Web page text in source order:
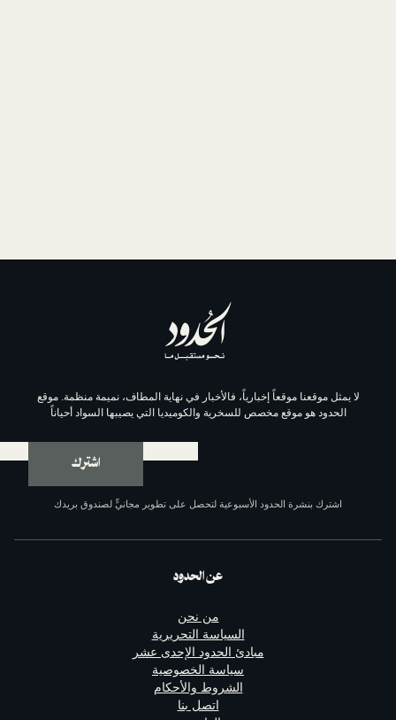
موقعاً إخبارياً، فالأخبار في نهاية المطاف، نميمة منظمة. موقع
مخصص للسخرية والكوميديا التي يصيبها السواد أحياناً
اشترك
الحدود الأسبوعية لتحصل على تطوير مجانيٍّ لصندوق بريدك
مبادئ الحدود الإحدى عشر